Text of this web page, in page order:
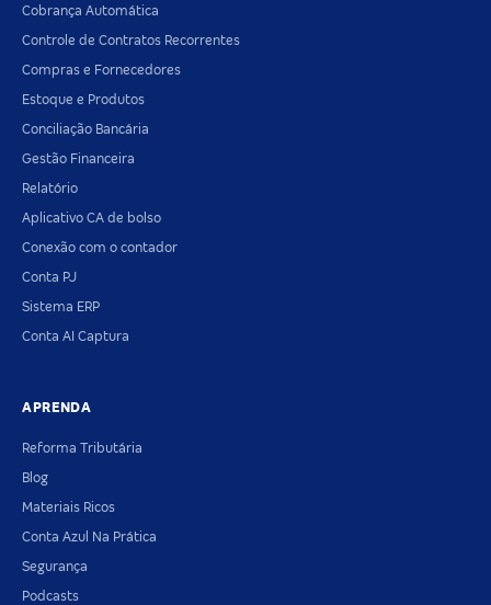
Cobrança Automática
Controle de Contratos Recorrentes
Compras e Fornecedores
Estoque e Produtos
Conciliação Bancária
Gestão Financeira
Relatório
Aplicativo CA de bolso
Conexão com o contador
Conta PJ
Sistema ERP
Conta AI Captura
APRENDA
Reforma Tributária
Blog
Materiais Ricos
Conta Azul Na Prática
Segurança
Podcasts